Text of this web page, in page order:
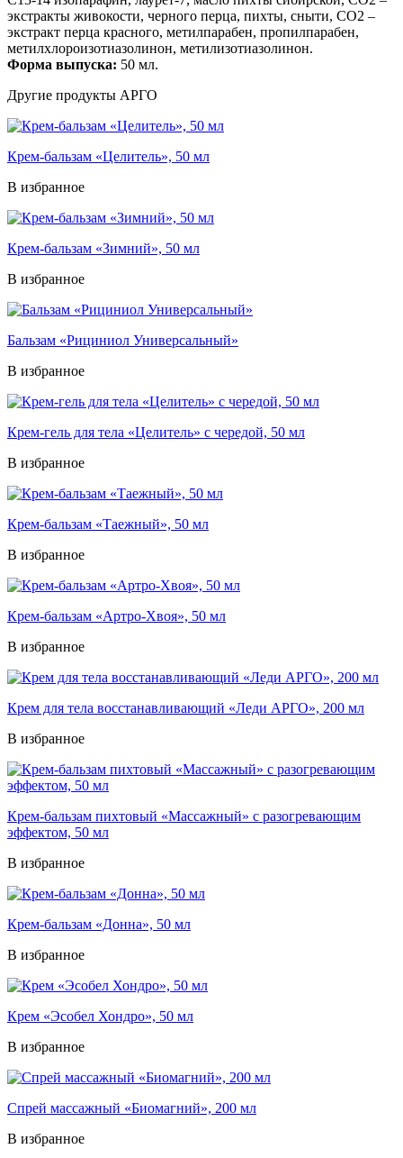
экстракты живокости, черного перца, пихты, сныти, СО2 –
экстракт перца красного, метилпарабен, пропилпарабен,
метилхлороизотиазолинон, метилизотиазолинон.
Форма выпуска: 50 мл.
Другие продукты АРГО
Крем-бальзам «Целитель», 50 мл
В избранное
Крем-бальзам «Зимний», 50 мл
В избранное
Бальзам «Рициниол Универсальный»
В избранное
Крем-гель для тела «Целитель» с чередой, 50 мл
В избранное
Крем-бальзам «Таежный», 50 мл
В избранное
Крем-бальзам «Артро-Хвоя», 50 мл
В избранное
Крем для тела восстанавливающий «Леди АРГО», 200 мл
В избранное
Крем-бальзам пихтовый «Массажный» с разогревающим
эффектом, 50 мл
В избранное
Крем-бальзам «Донна», 50 мл
В избранное
Крем «Эсобел Хондро», 50 мл
В избранное
Спрей массажный «Биомагний», 200 мл
В избранное